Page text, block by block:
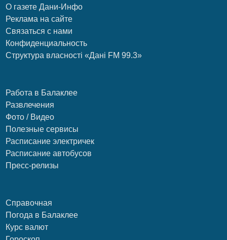
О газете Дани-Инфо
Реклама на сайте
Связаться с нами
Конфиденциальность
Структура власності «Дані FM 99.3»
Работа в Балаклее
Развлечения
Фото / Видео
Полезные сервисы
Расписание электричек
Расписание автобусов
Пресс-релизы
Справочная
Погода в Балаклее
Курс валют